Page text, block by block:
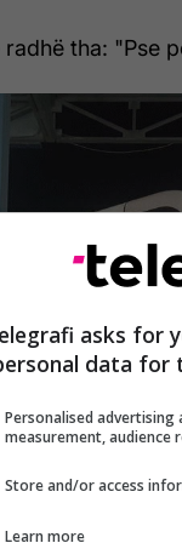
tha: "Pse
Serbisë
asks for
data for
Personalised
measurement, audience
Store and/or access
Learn more